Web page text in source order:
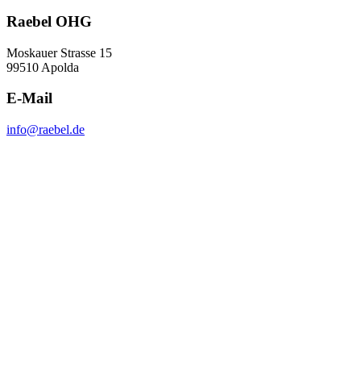
Raebel OHG
Moskauer Strasse 15
99510 Apolda
E-Mail
info@raebel.de